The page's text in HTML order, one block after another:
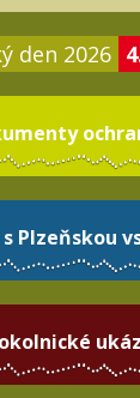
den 2026
s Plzeňskou